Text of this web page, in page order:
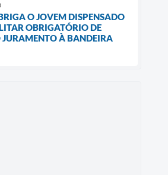
O JOVEM DISPENSADO
OBRIGATÓRIO DE
À BANDEIRA